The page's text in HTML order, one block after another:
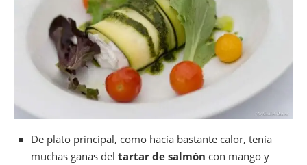
De plato principal, como hacía bastante calor, tenía
muchas ganas del tartar de salmón con mango y